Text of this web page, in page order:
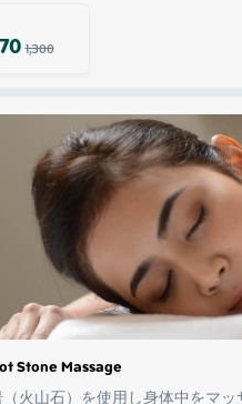
1,300
Stone Massage